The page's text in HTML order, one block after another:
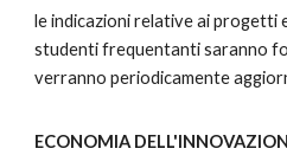
le indicazioni relative ai progetti
studenti frequentanti saranno
verranno periodicamente
ECONOMIA